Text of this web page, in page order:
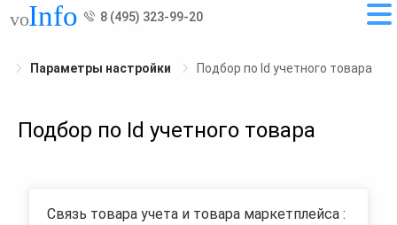
8 (495) 323-99-20
Параметры настройки Подбор по Id учетного товара
Подбор по Id учетного товара
Связь товара учета и товара маркетплейса :